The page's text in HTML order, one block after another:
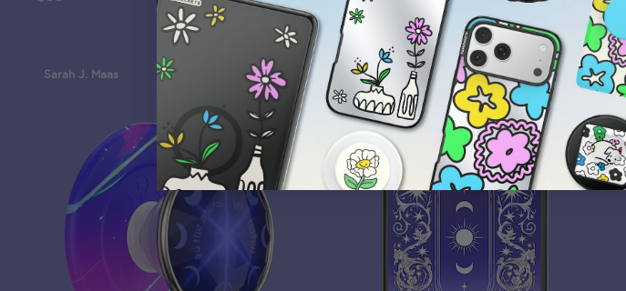
Sarah J. Maas
Sarah J. Maas
12th Gen